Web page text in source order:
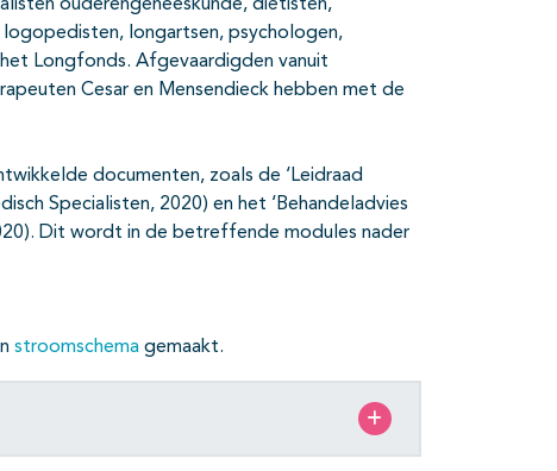
ouderengeneeskunde, diëtisten,
longartsen, psychologen,
Longfonds. Afgevaardigden vanuit
Cesar en Mensendieck hebben met de
documenten, zoals de ‘Leidraad
Specialisten, 2020) en het ‘Behandeladvies
Dit wordt in de betreffende modules nader
stroomschema gemaakt.